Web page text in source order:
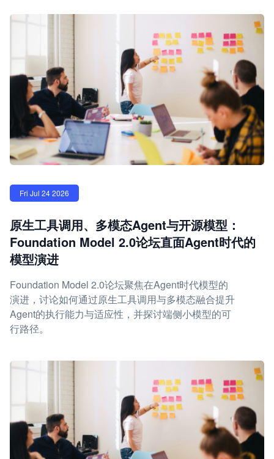
Fri Jul 24 2026
原生工具调用、多模态Agent与开源模型：
Foundation Model 2.0论坛直面Agent时代的
模型演进
Foundation Model 2.0论坛聚焦在Agent时代模型的
演进，讨论如何通过原生工具调用与多模态融合提升
Agent的执行能力与适应性，并探讨端侧小模型的可
行路径。